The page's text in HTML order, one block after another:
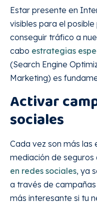
Estar presente en
visibles para el
conseguir tráfico a
cabo estrategias
(Search Engine
Marketing) es
Activar
sociales
Cada vez son más
mediación de seguros
en redes sociales, ya
a través de
más interesante si tu